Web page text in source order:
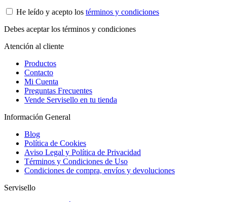
He leído y acepto los términos y condiciones
Debes aceptar los términos y condiciones
Atención al cliente
Productos
Contacto
Mi Cuenta
Preguntas Frecuentes
Vende Servisello en tu tienda
Información General
Blog
Política de Cookies
Aviso Legal y Política de Privacidad
Términos y Condiciones de Uso
Condiciones de compra, envíos y devoluciones
Servisello